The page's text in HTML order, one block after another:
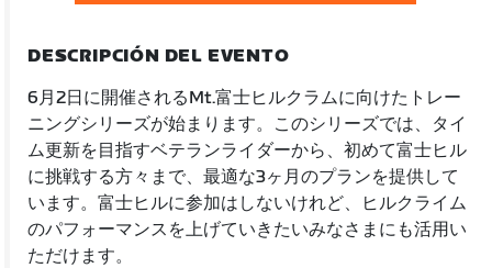
DESCRIPCIÓN DEL EVENTO
6月2日に開催されるMt.富士ヒルクラムに向けたトレー
ニングシリーズが始まります。このシリーズでは、タイ
ム更新を目指すベテランライダーから、初めて富士ヒル
に挑戦する方々まで、最適な3ヶ月のプランを提供して
います。富士ヒルに参加はしないけれど、ヒルクライム
のパフォーマンスを上げていきたいみなさまにも活用い
ただけます。